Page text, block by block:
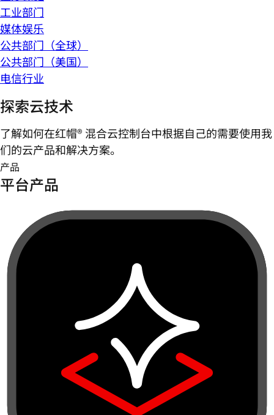
工业部门
媒体娱乐
公共部门（全球）
公共部门（美国）
电信行业
探索云技术
了解如何在红帽® 混合云控制台中根据自己的需要使用我
们的云产品和解决方案。
产品
平台产品